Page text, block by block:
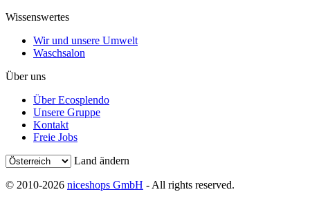
Wissenswertes
Wir und unsere Umwelt
Waschsalon
Über uns
Über Ecosplendo
Unsere Gruppe
Kontakt
Freie Jobs
Land ändern
© 2010-2026 niceshops GmbH - All rights reserved.